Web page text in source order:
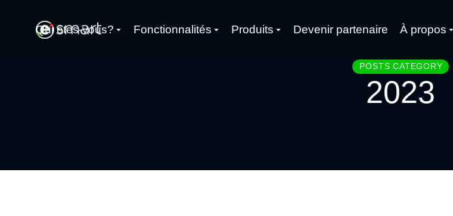
Qui êtes-vous? Fonctionnalités Produits Devenir partenaire À propos
POSTS CATEGORY
2023